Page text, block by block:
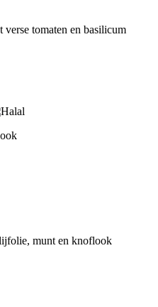
verse tomaten en basilicum
munt en knoflook